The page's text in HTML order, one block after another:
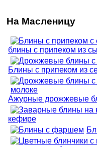
На Масленицу
блины с припеком из
Блины с припеком из
Ажурные дрожжевые
кефире